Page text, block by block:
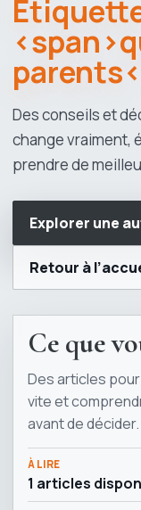
Des conseils et
change vraiment,
prendre de
Explorer une
Retour à
Ce que
Des articles
vite et
avant de décider.
À LIRE
1 articles